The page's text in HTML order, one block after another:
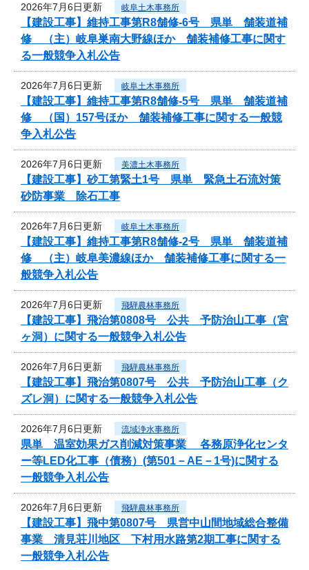
2026年7月6日更新 岐阜土木事務所
【建設工事】維持工事第R8舗修-6号 県単 舗装道補
修 （主）岐阜巣南大野線ほか 舗装補修工事に関す
る一般競争入札公告
2026年7月6日更新 岐阜土木事務所
【建設工事】維持工事第R8舗修-5号 県単 舗装道補
修 （国）157号ほか 舗装補修工事に関する一般競
争入札公告
2026年7月6日更新 美濃土木事務所
【建設工事】砂工第緊土1号 県単 緊急土石流対策
砂防事業 除石工事
2026年7月6日更新 岐阜土木事務所
【建設工事】維持工事第R8舗修-2号 県単 舗装道補
修 （主）岐阜美濃線ほか 舗装補修工事に関する一
般競争入札公告
2026年7月6日更新 飛騨農林事務所
【建設工事】飛治第0808号 公共 予防治山工事（宮
ヶ洞）に関する一般競争入札公告
2026年7月6日更新 飛騨農林事務所
【建設工事】飛治第0807号 公共 予防治山工事（ク
ズレ洞）に関する一般競争入札公告
2026年7月6日更新 流域浄水事務所
県単 温室効果ガス削減対策事業 各務原浄化センタ
ー等LED化工事（債務）(第501－AE－1号)に関する
一般競争入札公告
2026年7月6日更新 飛騨農林事務所
【建設工事】飛中第0807号 県営中山間地域総合整備
事業 清見荘川地区 下村用水路第2期工事に関する
一般競争入札公告